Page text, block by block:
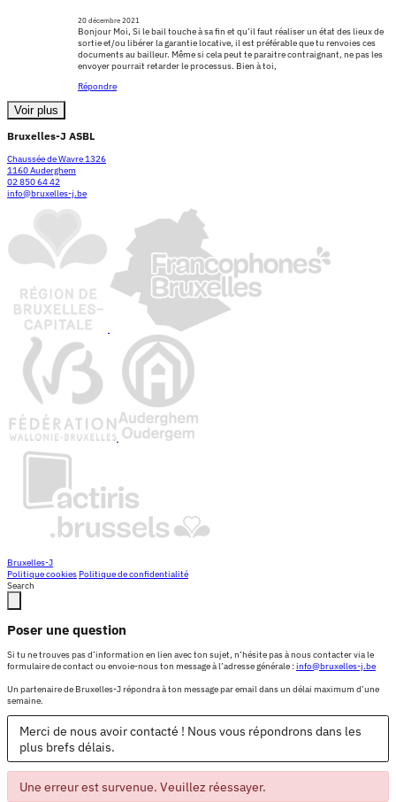
20 décembre 2021
Bonjour Moi, Si le bail touche à sa fin et qu’il faut réaliser un état des lieux de
sortie et/ou libérer la garantie locative, il est préférable que tu renvoies ces
documents au bailleur. Même si cela peut te paraitre contraignant, ne pas les
envoyer pourrait retarder le processus. Bien à toi,
Répondre
Voir plus
Bruxelles-J ASBL
Chaussée de Wavre 1326
1160 Auderghem
02 850 64 42
info@bruxelles-j.be
Bruxelles-J
Politique cookies Politique de confidentialité
Search
Poser une question
Si tu ne trouves pas d’information en lien avec ton sujet, n’hésite pas à nous contacter via le
formulaire de contact ou envoie-nous ton message à l’adresse générale : info@bruxelles-j.be
Un partenaire de Bruxelles-J répondra à ton message par email dans un délai maximum d’une
semaine.
Merci de nous avoir contacté ! Nous vous répondrons dans les
plus brefs délais.
Une erreur est survenue. Veuillez réessayer.